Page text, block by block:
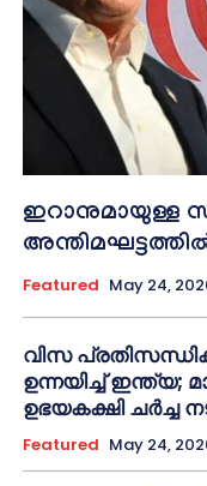
ഇറാനുമായുള്ള
Featured May 24,
വിസ
ഉന്നയിച്ച് ഇന്ത്യ;
ഉഭയകക്ഷി ചർച്ച
Featured May 24,